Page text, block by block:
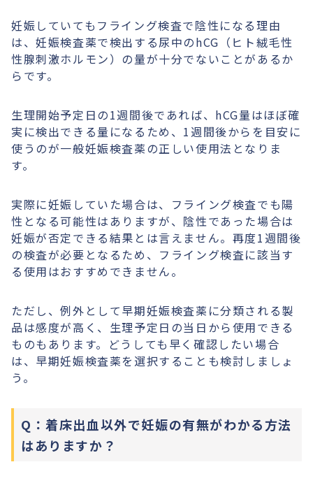
妊娠していてもフライング検査で陰性になる理由
は、妊娠検査薬で検出する尿中のhCG（ヒト絨毛性
性腺刺激ホルモン）の量が十分でないことがあるか
らです。
生理開始予定日の1週間後であれば、hCG量はほぼ確
実に検出できる量になるため、1週間後からを目安に
使うのが一般妊娠検査薬の正しい使用法となりま
す。
実際に妊娠していた場合は、フライング検査でも陽
性となる可能性はありますが、陰性であった場合は
妊娠が否定できる結果とは言えません。再度1週間後
の検査が必要となるため、フライング検査に該当す
る使用はおすすめできません。
ただし、例外として早期妊娠検査薬に分類される製
品は感度が高く、生理予定日の当日から使用できる
ものもあります。どうしても早く確認したい場合
は、早期妊娠検査薬を選択することも検討しましょ
う。
Q：着床出血以外で妊娠の有無がわかる方法
はありますか？